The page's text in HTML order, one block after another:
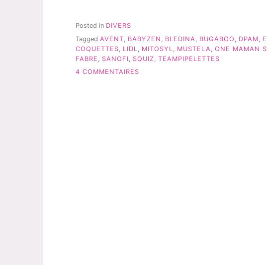
4
#PDM »
Posted in DIVERS
Tagged AVENT BABYZEN BLEDINA BUGABOO DPAM
COQUETTES
LIDL MITOSYL MUSTELA ONE MAMAN
FABRE
SANOFI SQUIZ
TEAMPIPELETTES
4 COMMENTAIRES